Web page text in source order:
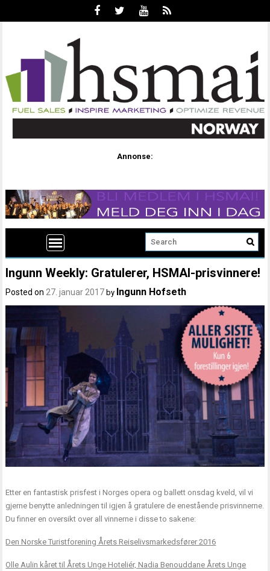
Annonse:
Ingunn Weekly: Gratulerer, HSMAI-prisvinnere!
Posted on27. januar 2017 by Ingunn Hofseth
Etter en fantastisk prisfest i Norges opera og ballett onsdag kveld, vil vi
gjerne benytte anledningen til igjen å gratulere de enestående prisvinnerne.
Du finner en oversikt over all vinnerne i disse to sakene:
Den Norske Turistforening Årets Reiselivsmarkedsfører 2016
Olle Aulin kåret til Årets Unge Hoteliér, Nadia Benouddane Årets Unge